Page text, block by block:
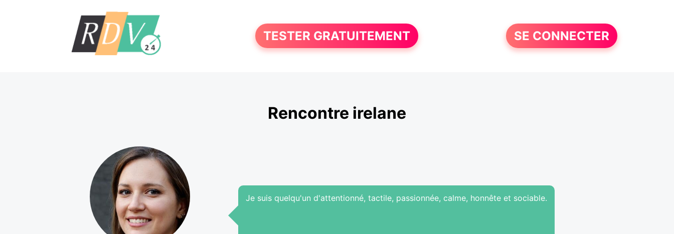
TESTER GRATUITEMENT SE CONNECTER
Rencontre irelane
Je suis quelqu'un d'attentionné, tactile, passionnée, calme, honnête et sociable.